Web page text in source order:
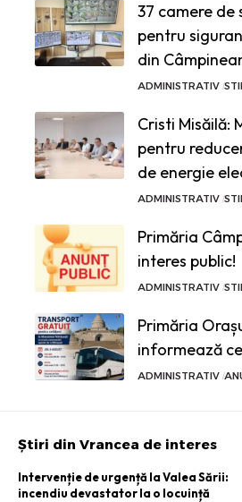
37 camere de
pentru
din
ADMINISTRATIV
Cristi Misăilă:
pentru
de energie
ADMINISTRATIV
Primăria
interes public!
ADMINISTRATIV
Primăria
informează
ADMINISTRATIV
Știri din Vrancea de interes
Intervenție de urgență la Valea Sării:
incendiu devastator la o locuință